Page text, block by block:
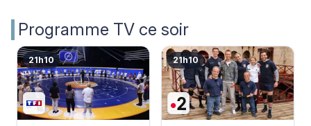
Programme TV ce soir
21h10 21h10